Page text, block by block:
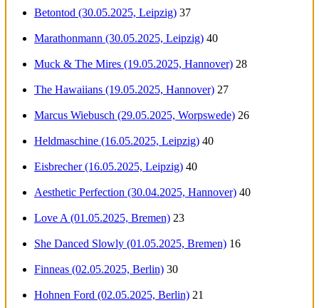
Betontod (30.05.2025, Leipzig) 37
Marathonmann (30.05.2025, Leipzig) 40
Muck & The Mires (19.05.2025, Hannover) 28
The Hawaiians (19.05.2025, Hannover) 27
Marcus Wiebusch (29.05.2025, Worpswede) 26
Heldmaschine (16.05.2025, Leipzig) 40
Eisbrecher (16.05.2025, Leipzig) 40
Aesthetic Perfection (30.04.2025, Hannover) 40
Love A (01.05.2025, Bremen) 23
She Danced Slowly (01.05.2025, Bremen) 16
Finneas (02.05.2025, Berlin) 30
Hohnen Ford (02.05.2025, Berlin) 21